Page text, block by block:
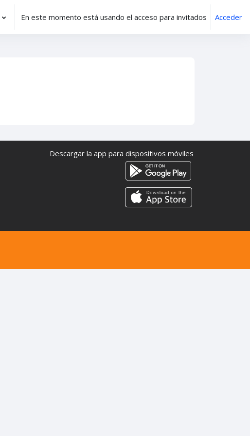
En este momento está usando el acceso para invitados Acceder
Descargar la app para dispositivos móviles